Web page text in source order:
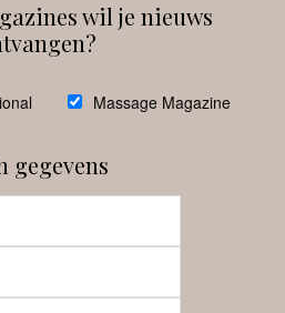
wil je nieuws
Massage Magazine
gegevens